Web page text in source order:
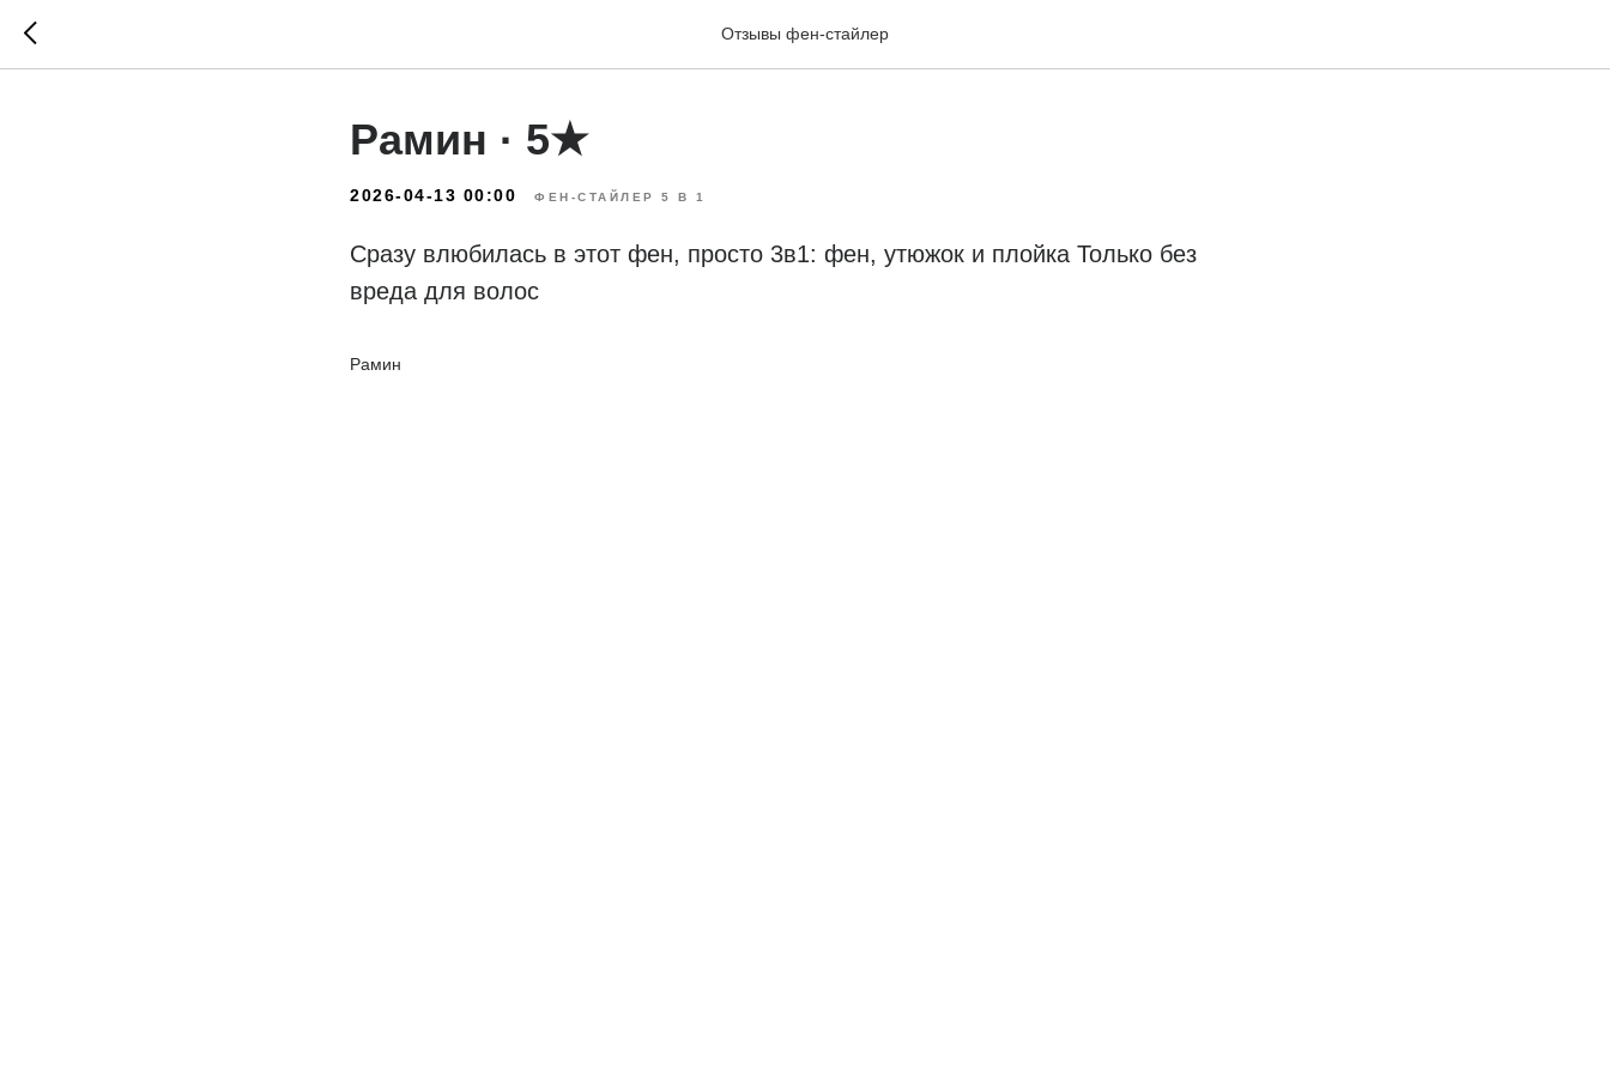
Отзывы фен-стайлер
Рамин · 5★
2026-04-13 00:00 ФЕН-СТАЙЛЕР 5 В 1
Сразу влюбилась в этот фен, просто 3в1: фен, утюжок и плойка Только без
вреда для волос
Рамин